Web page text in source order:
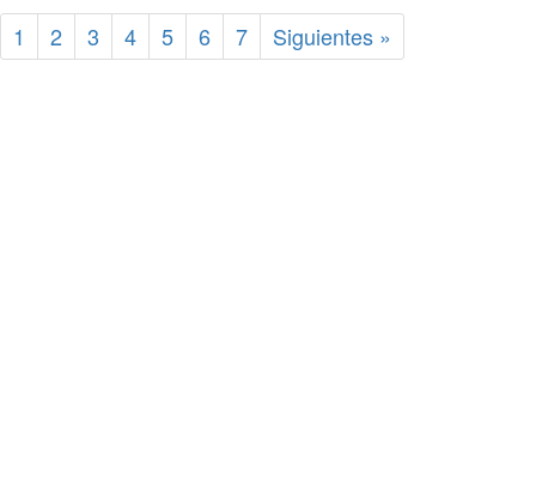
1 2 3 4 5 6 7 Siguientes »